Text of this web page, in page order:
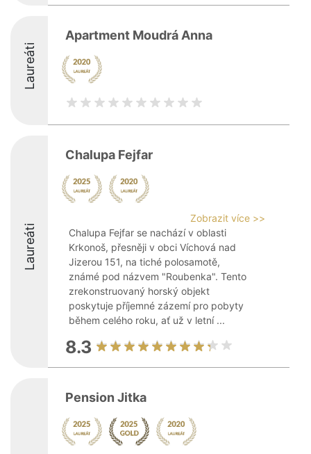
Laureáti
Apartment Moudrá Anna
Laureáti
Chalupa Fejfar
Zobrazit více >>
Chalupa Fejfar se nachází v oblasti
Krkonoš, přesněji v obci Víchová nad
Jizerou 151, na tiché polosamotě,
známé pod názvem "Roubenka". Tento
zrekonstruovaný horský objekt
poskytuje příjemné zázemí pro pobyty
během celého roku, ať už v letní ...
8.3
Pension Jitka